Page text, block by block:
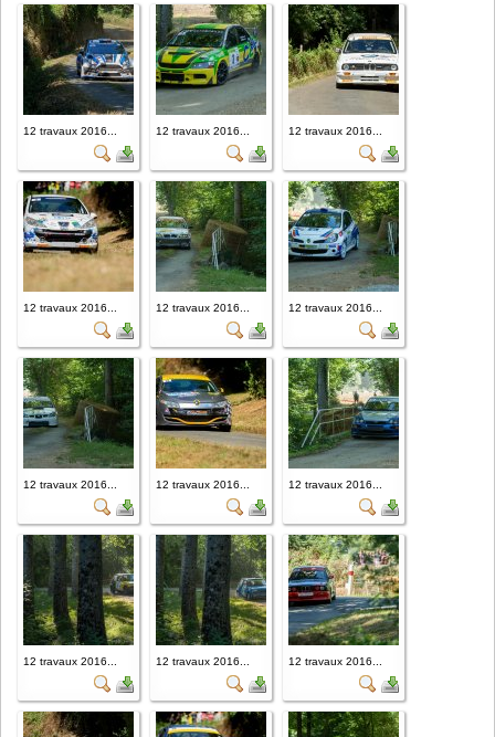
12 travaux 2016... 12 travaux 2016... 12 travaux 2016...
12 travaux 2016... 12 travaux 2016... 12 travaux 2016...
12 travaux 2016... 12 travaux 2016... 12 travaux 2016...
12 travaux 2016... 12 travaux 2016... 12 travaux 2016...